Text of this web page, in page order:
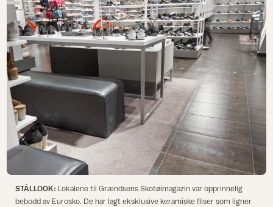
STÅLLOOK: Lokalene til Grændsens Skotøimagazin var opprinnelig
bebodd av Eurosko. De har lagt eksklusive keramiske fliser som ligner